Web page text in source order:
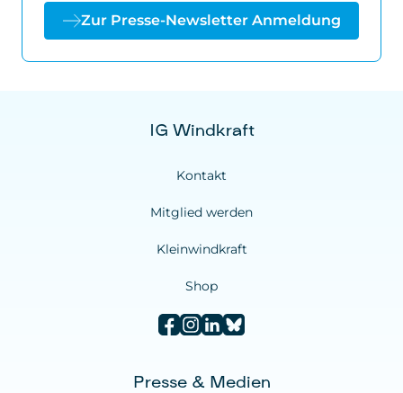
Zur Presse-Newsletter Anmeldung
IG Windkraft
Kontakt
Mitglied werden
Kleinwindkraft
Shop
Presse & Medien